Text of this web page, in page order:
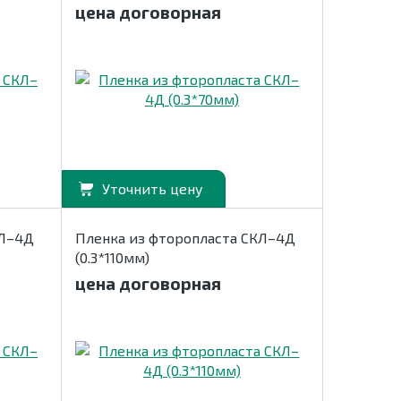
цена договорная
Уточнить цену
Пленка из фторопласта СКЛ–4Д
(0.3*110мм)
цена договорная